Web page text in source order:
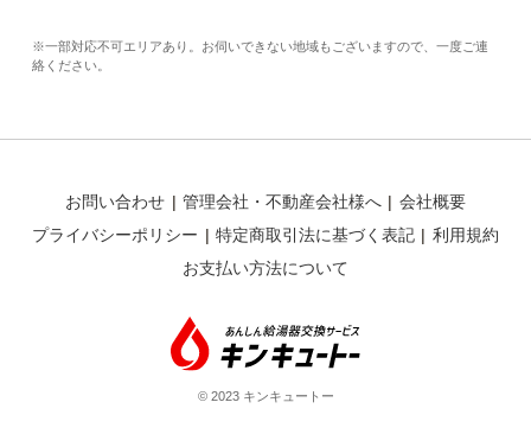
※一部対応不可エリアあり。お伺いできない地域もございますので、一度ご連
絡ください。
お問い合わせ 管理会社・不動産会社様へ
会社概要
プライバシーポリシー
特定商取引法に基づく表記
利用規約
お支払い方法について
© 2023 キンキュートー